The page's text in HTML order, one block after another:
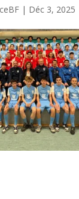
| Déc 3, 2025